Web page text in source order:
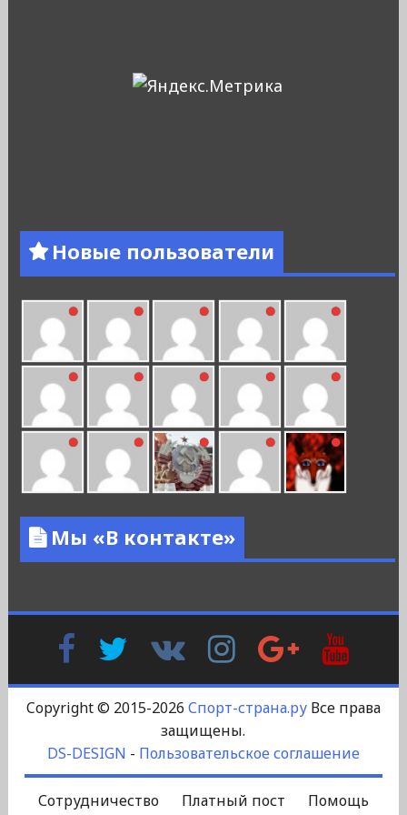
Новые пользователи
Мы «В контакте»
FacebookTwitter
Контакте
InstagramGoogle
Plus
Copyright © 2015-2026 Спорт-страна.руВсе права
защищены.
DS-DESIGN - Пользовательское соглашение
Сотрудничество Платный пост
Помощь